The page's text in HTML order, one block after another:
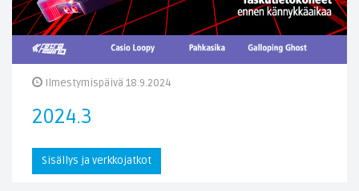
Ilmestymispäivä 18.9.2024
2024.3
Sisällys ja verkkojatkot